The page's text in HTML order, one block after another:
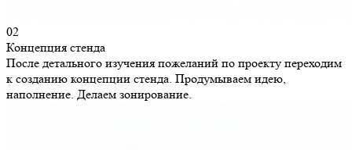
02
Концепция стенда
После детального изучения пожеланий по проекту переходим
к созданию концепции стенда. Продумываем идею,
наполнение. Делаем зонирование.